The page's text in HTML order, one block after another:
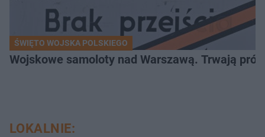
ŚWIĘTO WOJSKA POLSKIEGO
Wojskowe samoloty nad Warszawą. Trwają
LOKALNIE: